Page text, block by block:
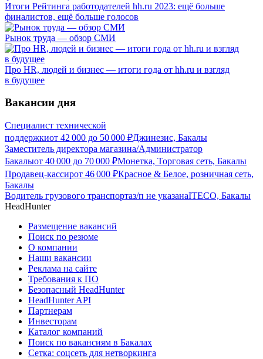
Итоги Рейтинга работодателей hh.ru 2023: ещё больше
финалистов, ещё больше голосов
Рынок труда — обзор СМИ
Про HR, людей и бизнес — итоги года от hh.ru и взгляд
в будущее
Вакансии дня
Специалист технической
поддержкиот 42 000 до 50 000 ₽Джинезис, Бакалы
Заместитель директора магазина/Администратор
Бакалыот 40 000 до 70 000 ₽Монетка, Торговая сеть, Бакалы
Продавец-кассирот 46 000 ₽Красное & Белое, розничная сеть,
Бакалы
Водитель грузового транспортаз/п не указанаITECO, Бакалы
HeadHunter
Размещение вакансий
Поиск по резюме
О компании
Наши вакансии
Реклама на сайте
Требования к ПО
Безопасный HeadHunter
HeadHunter API
Партнерам
Инвесторам
Каталог компаний
Поиск по вакансиям в Бакалах
Сетка: соцсеть для нетворкинга